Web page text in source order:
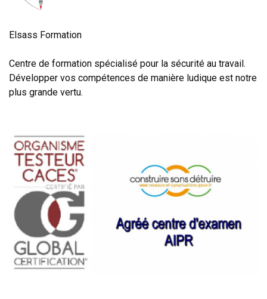
Elsass Formation
Centre de formation spécialisé pour la sécurité au travail.
Développer vos compétences de manière ludique est notre
plus grande vertu.